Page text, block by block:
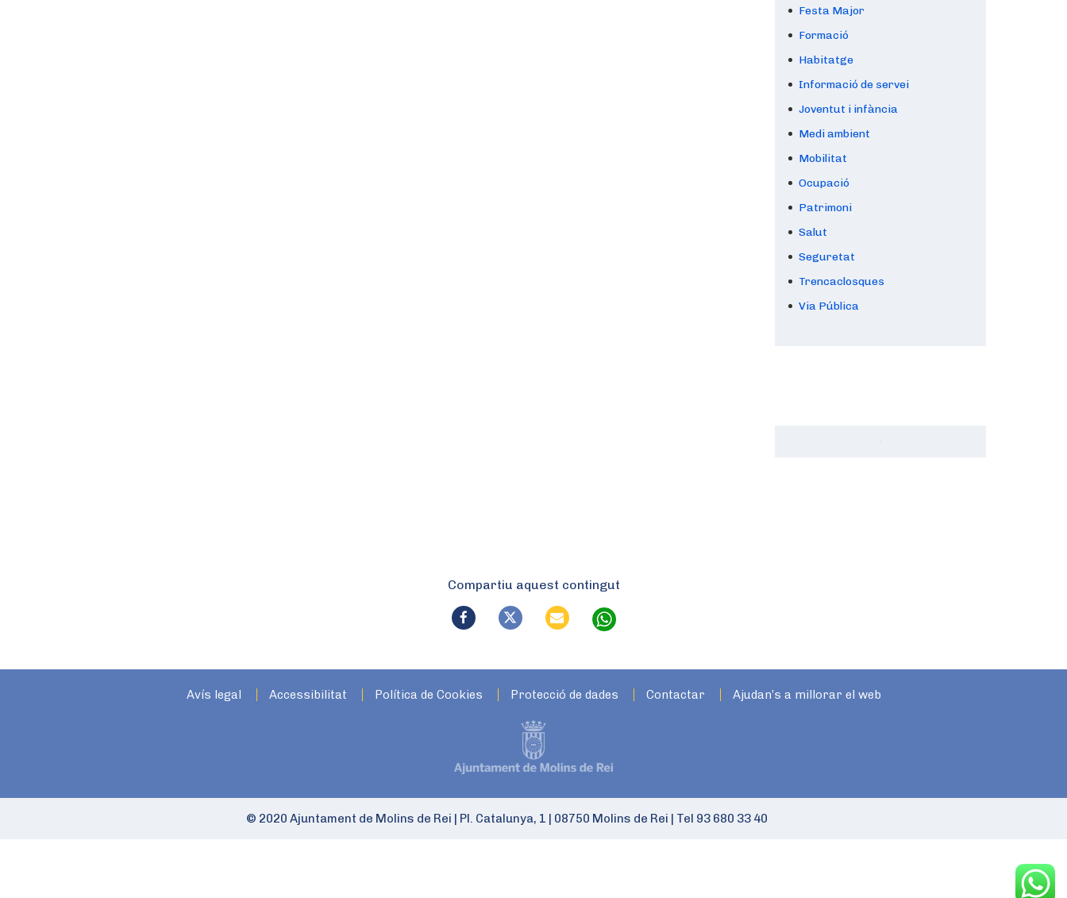
Festa Major
Formació
Habitatge
Informació de servei
Joventut i infància
Medi ambient
Mobilitat
Ocupació
Patrimoni
Salut
Seguretat
Trencaclosques
Via Pública
Compartiu aquest contingut
Avís legal Accessibilitat Política de Cookies Protecció de dades Contactar Ajudan’s a millorar el web
© 2020 Ajuntament de Molins de Rei Pl. Catalunya, 1 08750 Molins de Rei Tel 93 680 33 40